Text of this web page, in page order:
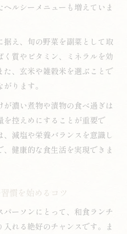
ルシーメニューも増えていま
え、旬の野菜を副菜として取
く質やビタミン、ミネラルを効
た、玄米や雑穀米を選ぶことで
ります。
濃い煮物や漬物の食べ過ぎは
を控えめにすることが重要で
減塩や栄養バランスを意識し
健康的な食生活を実現できま
慣を始めるコツ
ーソンにとって、和食ランチ
れる絶好のチャンスです。ま